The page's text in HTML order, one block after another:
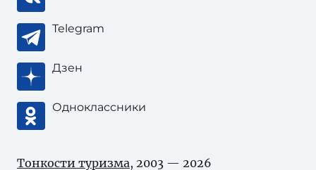
Telegram
Дзен
Одноклассники
Тонкости туризма, 2003 — 2026